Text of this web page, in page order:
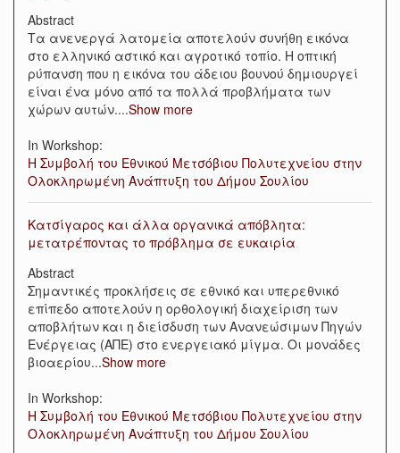
Abstract
Τα ανενεργά λατομεία αποτελούν συνήθη εικόνα
στο ελληνικό αστικό και αγροτικό τοπίο. Η οπτική
ρύπανση που η εικόνα του άδειου βουνού δημιουργεί
είναι ένα μόνο από τα πολλά προβλήματα των
χώρων αυτών....Show more
In Workshop:
Η Συμβολή του Εθνικού Μετσόβιου Πολυτεχνείου στην
Ολοκληρωμένη Ανάπτυξη του Δήμου Σουλίου
Κατσίγαρος και άλλα οργανικά απόβλητα:
μετατρέποντας το πρόβλημα σε ευκαιρία
Abstract
Σημαντικές προκλήσεις σε εθνικό και υπερεθνικό
επίπεδο αποτελούν η ορθολογική διαχείριση των
αποβλήτων και η διείσδυση των Ανανεώσιμων Πηγών
Ενέργειας (ΑΠΕ) στο ενεργειακό μίγμα. Οι μονάδες
βιοαερίου...Show more
In Workshop:
Η Συμβολή του Εθνικού Μετσόβιου Πολυτεχνείου στην
Ολοκληρωμένη Ανάπτυξη του Δήμου Σουλίου